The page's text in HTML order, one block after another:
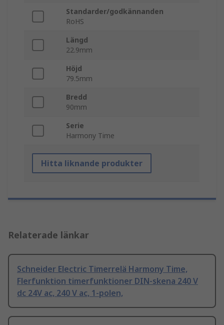
Standarder/godkännanden
RoHS
Längd
22.9mm
Höjd
79.5mm
Bredd
90mm
Serie
Harmony Time
Hitta liknande produkter
Relaterade länkar
Schneider Electric Timerrelä Harmony Time,
Flerfunktion timerfunktioner DIN-skena 240 V
dc 24V ac, 240 V ac, 1-polen,